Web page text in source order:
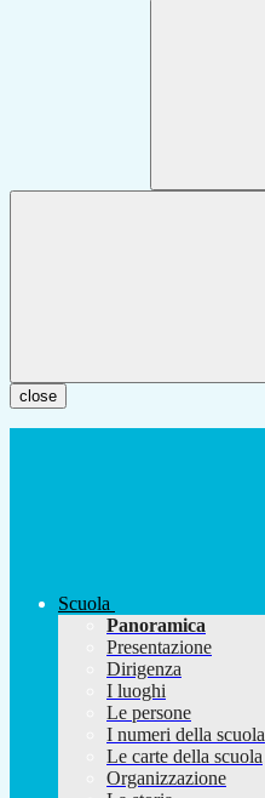
close
Scuola
Panoramica
Presentazione
Dirigenza
I luoghi
Le persone
I numeri della scuola
Le carte della scuola
Organizzazione